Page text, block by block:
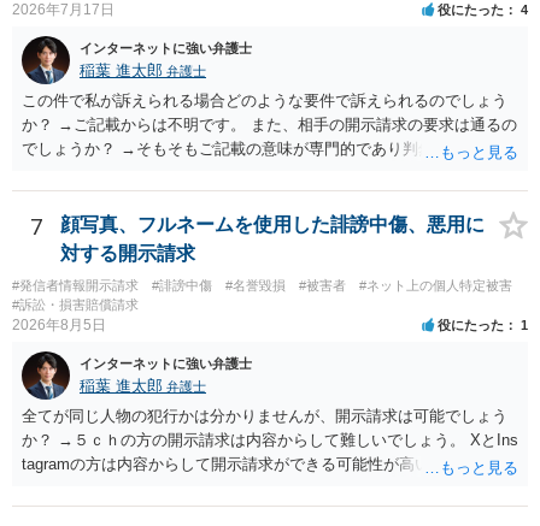
2026年7月17日 役にたった 4
インターネットに強い弁護士
稲葉 進太郎 弁護士
この件で私が訴えられる場合どのような要件で訴えられるのでしょう
か？ →ご記載からは不明です。 また、相手の開示請求の要求は通るの
でしょうか？ →そもそもご記載の意味が専門的であり判然としないも
らご相談になることをお勧めいたします。
7
顔写真、フルネームを使用した誹謗中傷、悪用に
対する開示請求
#発信者情報開示請求 #誹謗中傷 #名誉毀損 #被害者
#ネット上の個人特定被害
#訴訟・損害賠償請求
2026年8月5日 役にたった 1
インターネットに強い弁護士
稲葉 進太郎 弁護士
全てが同じ人物の犯行かは分かりませんが、開示請求は可能でしょう
か？ →５ｃｈの方の開示請求は内容からして難しいでしょう。 XとIns
tagramの方は内容からして開示請求ができる可能性が高いでしょう。
いでしょう。７月中にアカウントが削除されている場合、今から進め